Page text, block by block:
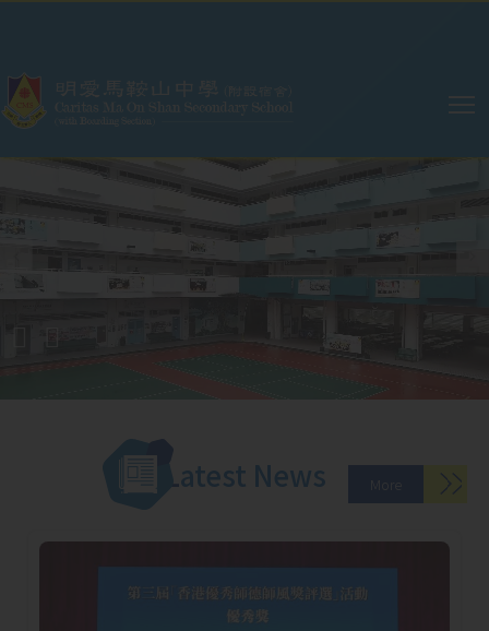
Main
navigation
Latest News